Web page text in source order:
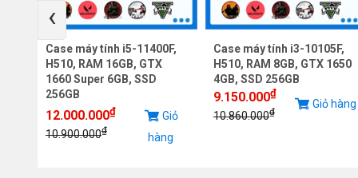
Case máy tính i5-11400F,
H510, RAM 16GB, GTX
1660 Super 6GB, SSD
256GB
12.000.000₫
10.900.000₫
Giỏ
hàng
Case máy tính i3-10105F,
H510, RAM 8GB, GTX 1650
4GB, SSD 256GB
9.150.000₫
10.860.000₫
Giỏ hàng
‹